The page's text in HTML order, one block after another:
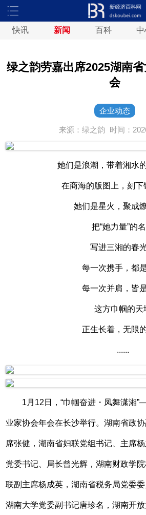
快讯 新闻 百科
绿之韵劳嘉出席2025湖南
会
企业动态
来源：绿之韵 时间：
她们是浪潮，带着湘水
在商海的版图上，刻下
她们是星火，聚成
把“她力量”的
写进三湘的春
每一次携手，都
每一次并肩，皆
这方巾帼的天
正生长着，无限
......
1月12日，“巾帼奋进・凤舞潇湘
业家协会年会在长沙举行。湖南省政
席张健，湖南省妇联党组书记、主席
党委书记、局长曾光辉，湖南财政学
联副主席杨成英，湖南省税务局党委委
湖南大学党委副书记唐珍名，湖南开